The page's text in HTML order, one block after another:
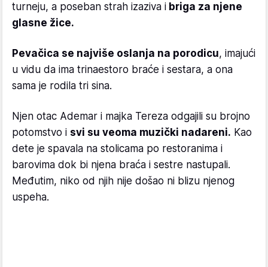
turneju, a poseban strah izaziva i briga za njene
glasne žice.
Pevačica se najviše oslanja na porodicu, imajući
u vidu da ima trinaestoro braće i sestara, a ona
sama je rodila tri sina.
Njen otac Ademar i majka Tereza odgajili su brojno
potomstvo i svi su veoma muzički nadareni. Kao
dete je spavala na stolicama po restoranima i
barovima dok bi njena braća i sestre nastupali.
Međutim, niko od njih nije došao ni blizu njenog
uspeha.